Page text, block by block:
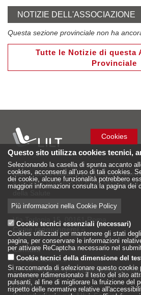
NOTIZIE DELL'ASSOCIAZIONE
Questa sezione provinciale non ha
Tutte le Notizie di questa
Provinciale
LILT - Lega Italiana per la Lotta
è un Ente Pubblico su base
della Salute
Sede Nazionale
Via Torlonia 15, 00161 Roma
Come raggiungerci»
Contatti
Tel: 06.442597.1
E-mail istituzionale:
Login »
Cookies
Questo sito utilizza cookies tecnici,
Selezionando la casella di spunta accanto
cookies, acconsenti all’uso di tali cookies.
dei cookie, alcune funzionalità potrebbero
maggiori informazioni consulta la pagina dei
Più informazioni nella Cookie Policy
Cookie tecnici essenziali (necessari)
Cookies utilizzati per mantenere gli stati
pagina, per conservare le informazioni
per attivare ReCaptcha necessario nel
Cookie tecnici della dimensione del
Si raccomanda di selezionare questo cookie
mantenere ridimensionato il testo del sito
pulsanti, al fine di migliorare la fruizione del
rispetto delle normative relative